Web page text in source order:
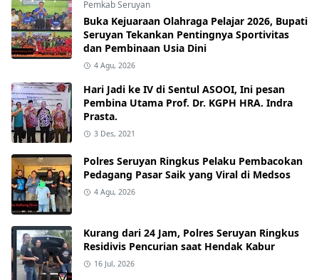
Pemkab Seruyan
Buka Kejuaraan Olahraga Pelajar 2026, Bupati
Seruyan Tekankan Pentingnya Sportivitas
dan Pembinaan Usia Dini
4 Agu, 2026
Hari Jadi ke IV di Sentul ASOOI, Ini pesan
Pembina Utama Prof. Dr. KGPH HRA. Indra
Prasta.
3 Des, 2021
Polres Seruyan Ringkus Pelaku Pembacokan
Pedagang Pasar Saik yang Viral di Medsos
4 Agu, 2026
Kurang dari 24 Jam, Polres Seruyan Ringkus
Residivis Pencurian saat Hendak Kabur
16 Jul, 2026